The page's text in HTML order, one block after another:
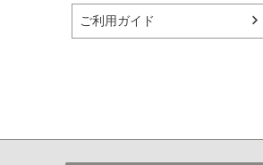
リリィ
ご利用ガイド